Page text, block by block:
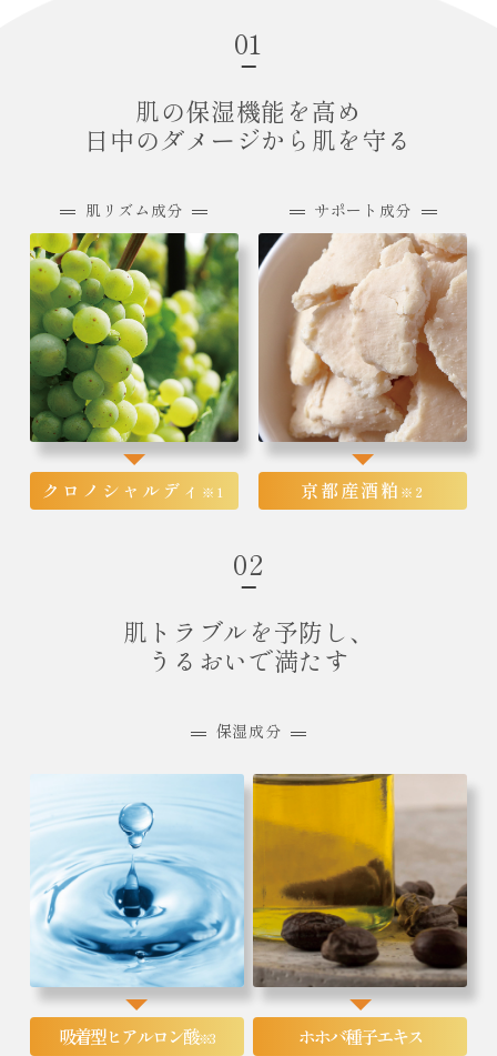
01
肌の保湿機能を高め
日中のダメージから肌を守る
肌リズム成分
クロノシャルディ ※1
サポート成分
京都産酒粕 ※2
02
肌トラブルを予防し、
うるおいで満たす
保湿成分
吸着型ヒアルロン酸※3 ホホバ種子エキス